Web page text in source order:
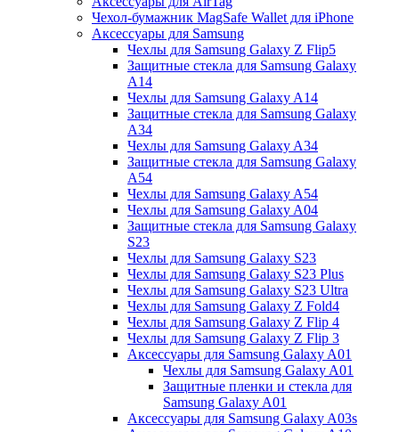
Чехол-бумажник MagSafe Wallet для iPhone
Аксессуары для Samsung
Чехлы для Samsung Galaxy Z Flip5
Защитные стекла для Samsung Galaxy
A14
Чехлы для Samsung Galaxy A14
Защитные стекла для Samsung Galaxy
A34
Чехлы для Samsung Galaxy A34
Защитные стекла для Samsung Galaxy
A54
Чехлы для Samsung Galaxy A54
Чехлы для Samsung Galaxy A04
Защитные стекла для Samsung Galaxy
S23
Чехлы для Samsung Galaxy S23
Чехлы для Samsung Galaxy S23 Plus
Чехлы для Samsung Galaxy S23 Ultra
Чехлы для Samsung Galaxy Z Fold4
Чехлы для Samsung Galaxy Z Flip 4
Чехлы для Samsung Galaxy Z Flip 3
Аксессуары для Samsung Galaxy A01
Чехлы для Samsung Galaxy A01
Защитные пленки и стекла для
Samsung Galaxy A01
Аксессуары для Samsung Galaxy A03s